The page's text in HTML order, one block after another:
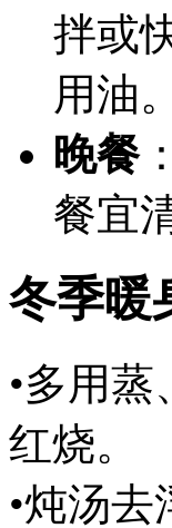
拌或
用油。
晚餐
餐宜
冬季暖
•多用
红烧。
•炖汤